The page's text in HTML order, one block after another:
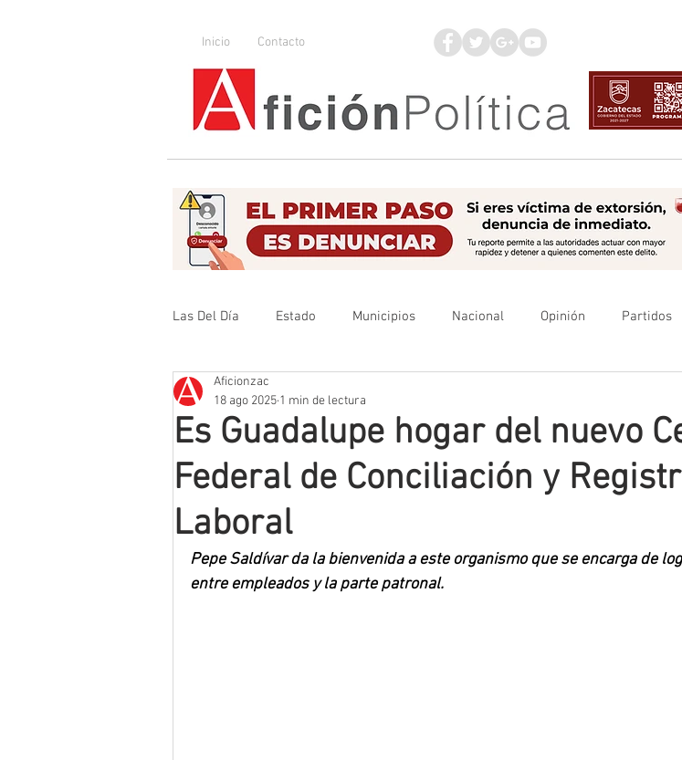
Inicio Contacto
Las Del Día Estado Municipios Nacional Opinión Partidos
Que no se olvide
Mineros LNBP
Es Guadalupe hogar del nuevo
Federal de Conciliación y
Laboral
Aficionzac
18 ago 2025 1 min de lectura
Pepe Saldívar da la bienvenida a este organismo que se encarga de
entre empleados y la parte patronal.